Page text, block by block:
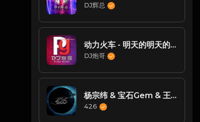
DJ辉总
动力火车 - 明天的明天的明天(Dj炮哥 ProgHouse Rmx 2024)
DJ炮哥
杨宗纬 & 宝石Gem & 王宇宙Leto - 若月亮没来 (426编曲团队DJsiyan四眼 MIX)
426